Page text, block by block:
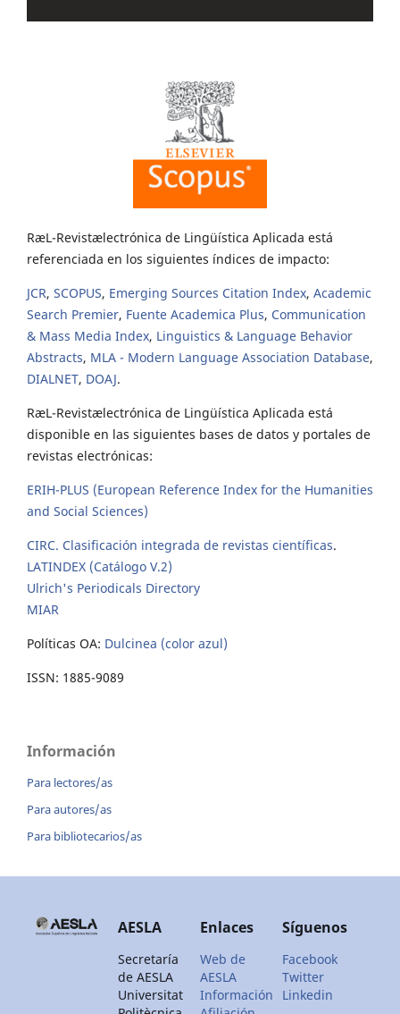
RæL-Revistælectrónica de Lingüística Aplicada está
referenciada en los siguientes índices de impacto:
JCR, SCOPUS, Emerging Sources Citation Index, Academic
Search Premier, Fuente Academica Plus, Communication
& Mass Media Index, Linguistics & Language Behavior
Abstracts, MLA - Modern Language Association Database,
DIALNET, DOAJ.
RæL-Revistælectrónica de Lingüística Aplicada está
disponible en las siguientes bases de datos y portales de
revistas electrónicas:
ERIH-PLUS (European Reference Index for the Humanities
and Social Sciences)
CIRC. Clasificación integrada de revistas científicas.
LATINDEX (Catálogo V.2)
Ulrich's Periodicals Directory
MIAR
Políticas OA: Dulcinea (color azul)
ISSN: 1885-9089
Información
Para lectores/as
Para autores/as
Para bibliotecarios/as
AESLA
Secretaría
de AESLA
Universitat
Enlaces
Web de
AESLA
Información
Síguenos
Facebook
Twitter
Linkedin